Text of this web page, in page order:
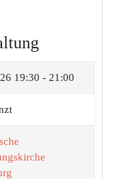
19:30 - 21:00